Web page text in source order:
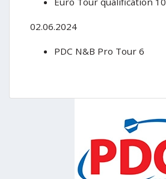
02.06.2024
PDC N&B Pro Tour 6